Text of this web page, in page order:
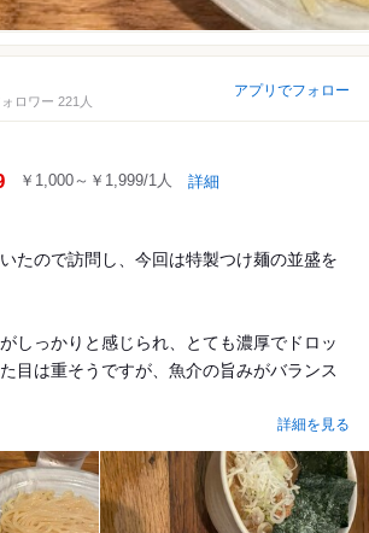
ロワー 221人
アプリでフォロー
￥1,000～￥1,999/1人 詳細
たので訪問し、今回は特製つけ麺の並盛を
しっかりと感じられ、とても濃厚でドロッ
目は重そうですが、魚介の旨みがバランス
詳細を見る